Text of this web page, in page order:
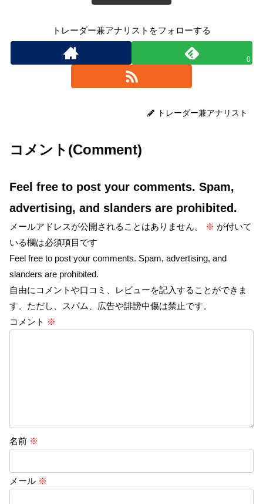
トレーダー兼アナリストをフォローする
0
トレーダー兼アナリスト
コメント(Comment)
Feel free to post your comments. Spam,
advertising, and slanders are prohibited.
メールアドレスが公開されることはありません。 ※ が付いて
いる欄は必須項目です
Feel free to post your comments. Spam, advertising, and
slanders are prohibited.
自由にコメントや口コミ、レビューを記入することができま
す。ただし、スパム、広告や誹謗中傷は禁止です。
コメント ※
名前 ※
メール ※